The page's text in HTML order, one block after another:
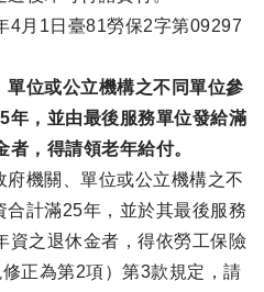
4月1日臺81勞保2字第09297
單位或公立機構之不同單位參
年，並由最後服務單位發給滿
，得請領老年給付。
機關、單位或公立機構之不
合計滿25年，並於其最後服務
資之退休金者，得依勞工保險
正為第2項）第3款規定，請